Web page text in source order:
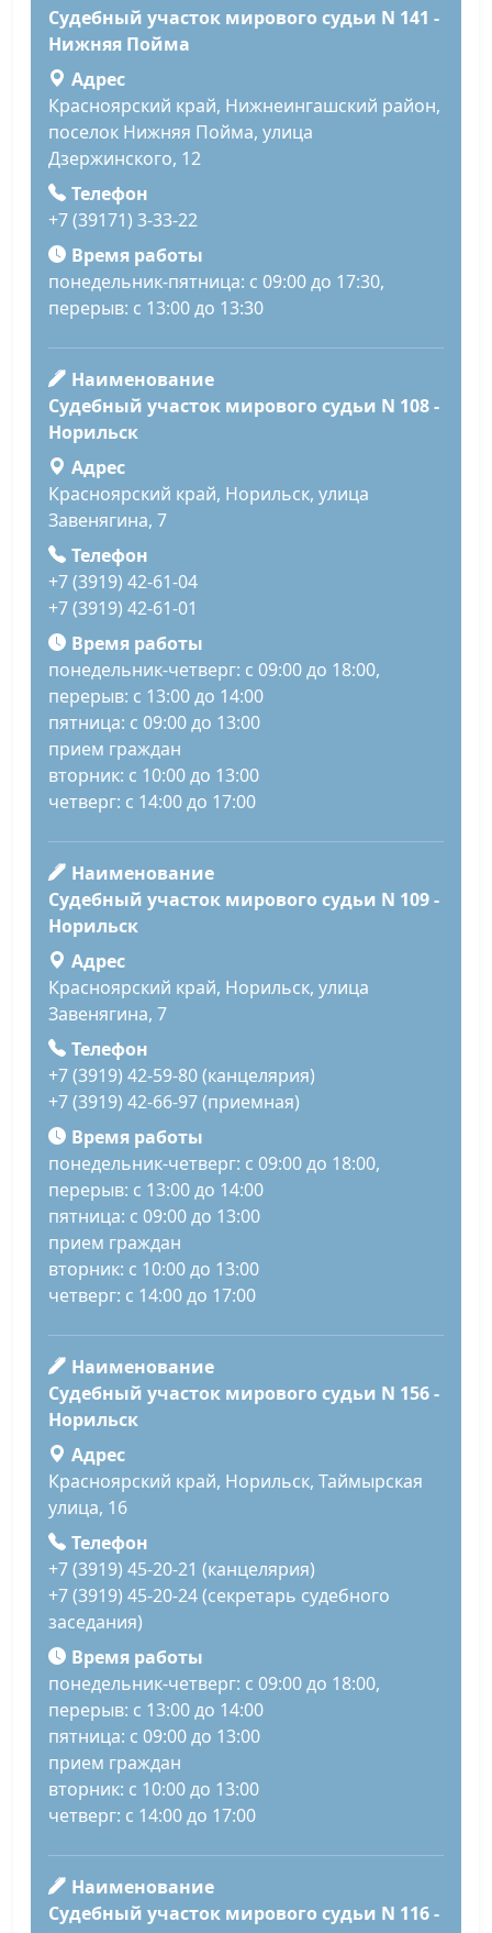
Судебный участок мирового судьи N 141 -
Нижняя Пойма
Адрес
Красноярский край, Нижнеингашский район,
поселок Нижняя Пойма, улица
Дзержинского, 12
Телефон
+7 (39171) 3-33-22
Время работы
понедельник-пятница: с 09:00 до 17:30,
перерыв: с 13:00 до 13:30
Наименование
Судебный участок мирового судьи N 108 -
Норильск
Адрес
Красноярский край, Норильск, улица
Завенягина, 7
Телефон
+7 (3919) 42-61-04
+7 (3919) 42-61-01
Время работы
понедельник-четверг: с 09:00 до 18:00,
перерыв: с 13:00 до 14:00
пятница: с 09:00 до 13:00
прием граждан
вторник: с 10:00 до 13:00
четверг: с 14:00 до 17:00
Наименование
Судебный участок мирового судьи N 109 -
Норильск
Адрес
Красноярский край, Норильск, улица
Завенягина, 7
Телефон
+7 (3919) 42-59-80 (канцелярия)
+7 (3919) 42-66-97 (приемная)
Время работы
понедельник-четверг: с 09:00 до 18:00,
перерыв: с 13:00 до 14:00
пятница: с 09:00 до 13:00
прием граждан
вторник: с 10:00 до 13:00
четверг: с 14:00 до 17:00
Наименование
Судебный участок мирового судьи N 156 -
Норильск
Адрес
Красноярский край, Норильск, Таймырская
улица, 16
Телефон
+7 (3919) 45-20-21 (канцелярия)
+7 (3919) 45-20-24 (секретарь судебного
заседания)
Время работы
понедельник-четверг: с 09:00 до 18:00,
перерыв: с 13:00 до 14:00
пятница: с 09:00 до 13:00
прием граждан
вторник: с 10:00 до 13:00
четверг: с 14:00 до 17:00
Наименование
Судебный участок мирового судьи N 116 -